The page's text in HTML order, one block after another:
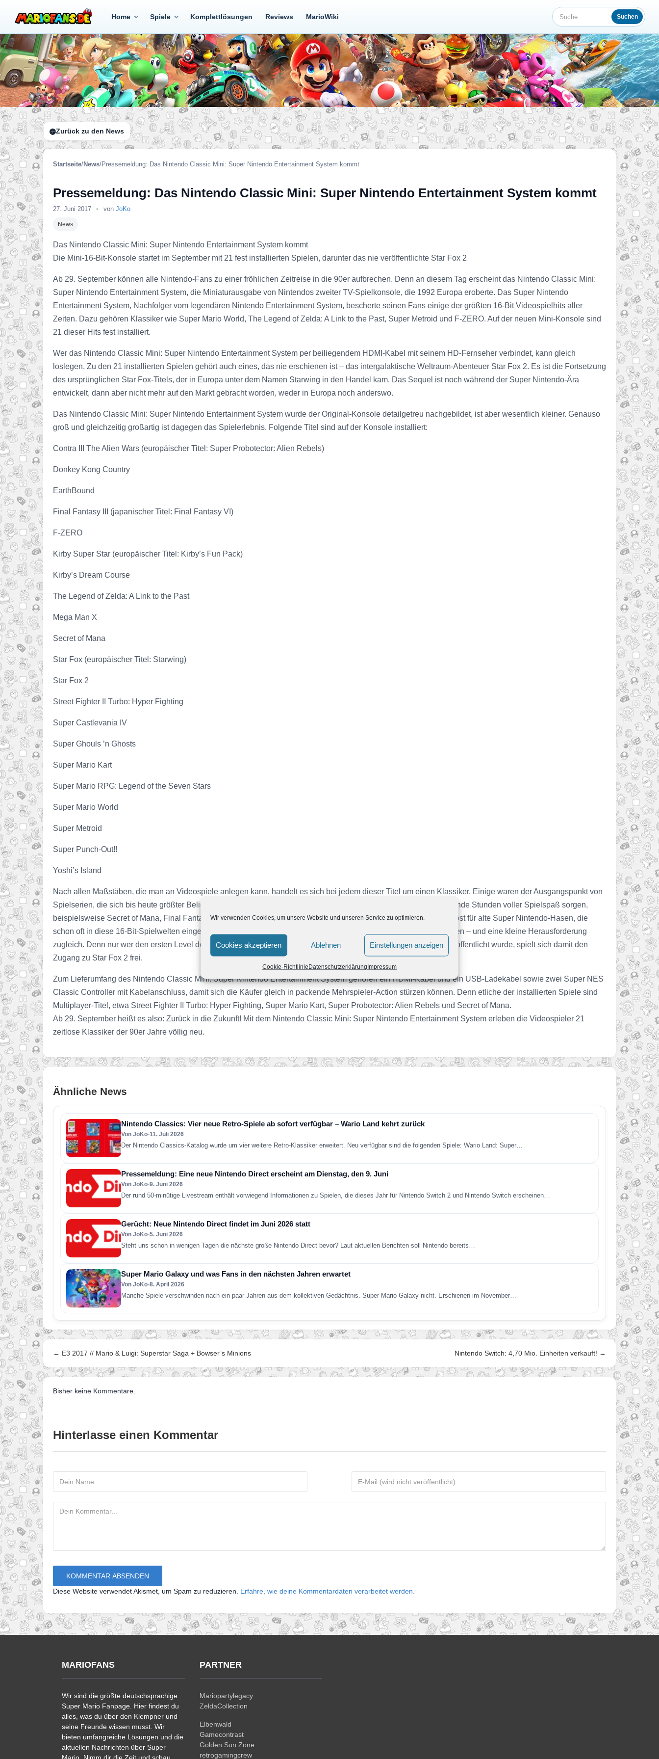
Wir verwenden Cookies, um unsere Website und unseren Service zu optimieren.
Cookies akzeptieren Ablehnen Einstellungen anzeigen
Cookie-RichtlinieDatenschutzerklärungImpressum
Home Spiele Komplettlösungen Reviews MarioWiki Suche Suchen
Zurück zu den News
Startseite/News/Pressemeldung: Das Nintendo Classic Mini: Super Nintendo Entertainment System kommt
Pressemeldung: Das Nintendo Classic Mini: Super Nintendo Entertainment System kommt
27. Juni 2017 • von JoKo
News
Das Nintendo Classic Mini: Super Nintendo Entertainment System kommt
Die Mini-16-Bit-Konsole startet im September mit 21 fest installierten Spielen, darunter das nie veröffentlichte Star Fox 2
Ab 29. September können alle Nintendo-Fans zu einer fröhlichen Zeitreise in die 90er aufbrechen. Denn an diesem Tag erscheint das Nintendo Classic Mini:
Super Nintendo Entertainment System, die Miniaturausgabe von Nintendos zweiter TV-Spielkonsole, die 1992 Europa eroberte. Das Super Nintendo
Entertainment System, Nachfolger vom legendären Nintendo Entertainment System, bescherte seinen Fans einige der größten 16-Bit Videospielhits aller
Zeiten. Dazu gehören Klassiker wie Super Mario World, The Legend of Zelda: A Link to the Past, Super Metroid und F-ZERO. Auf der neuen Mini-Konsole sind
21 dieser Hits fest installiert.
Wer das Nintendo Classic Mini: Super Nintendo Entertainment System per beiliegendem HDMI-Kabel mit seinem HD-Fernseher verbindet, kann gleich
loslegen. Zu den 21 installierten Spielen gehört auch eines, das nie erschienen ist – das intergalaktische Weltraum-Abenteuer Star Fox 2. Es ist die Fortsetzung
des ursprünglichen Star Fox-Titels, der in Europa unter dem Namen Starwing in den Handel kam. Das Sequel ist noch während der Super Nintendo-Ära
entwickelt, dann aber nicht mehr auf den Markt gebracht worden, weder in Europa noch anderswo.
Das Nintendo Classic Mini: Super Nintendo Entertainment System wurde der Original-Konsole detailgetreu nachgebildet, ist aber wesentlich kleiner. Genauso
groß und gleichzeitig großartig ist dagegen das Spielerlebnis. Folgende Titel sind auf der Konsole installiert:
Contra III The Alien Wars (europäischer Titel: Super Probotector: Alien Rebels)
Donkey Kong Country
EarthBound
Final Fantasy III (japanischer Titel: Final Fantasy VI)
F-ZERO
Kirby Super Star (europäischer Titel: Kirby’s Fun Pack)
Kirby’s Dream Course
The Legend of Zelda: A Link to the Past
Mega Man X
Secret of Mana
Star Fox (europäischer Titel: Starwing)
Star Fox 2
Street Fighter II Turbo: Hyper Fighting
Super Castlevania IV
Super Ghouls ’n Ghosts
Super Mario Kart
Super Mario RPG: Legend of the Seven Stars
Super Mario World
Super Metroid
Super Punch-Out!!
Yoshi’s Island
Nach allen Maßstäben, die man an Videospiele anlegen kann, handelt es sich bei jedem dieser Titel um einen Klassiker. Einige waren der Ausgangspunkt von
Spielserien, die sich bis heute größter Beliebtheit erfreuen. Auch umfangreiche Rollenspiele sind dabei, die für dutzende Stunden voller Spielspaß sorgen,
beispielsweise Secret of Mana, Final Fantasy III, EarthBound und Super Mario RPG: Legend of the Seven Stars. Selbst für alte Super Nintendo-Hasen, die
schon oft in diese 16-Bit-Spielwelten eingetaucht sind, hat die Mini-Konsole mit Star Fox 2 noch eine Neuheit zu bieten – und eine kleine Herausforderung
zugleich. Denn nur wer den ersten Level des Original-Star Fox schafft, das in Europa unter dem Namen Starwing veröffentlicht wurde, spielt sich damit den
Zugang zu Star Fox 2 frei.
Zum Lieferumfang des Nintendo Classic Mini: Super Nintendo Entertainment System gehören ein HDMI-Kabel und ein USB-Ladekabel sowie zwei Super NES
Classic Controller mit Kabelanschluss, damit sich die Käufer gleich in packende Mehrspieler-Action stürzen können. Denn etliche der installierten Spiele sind
Multiplayer-Titel, etwa Street Fighter II Turbo: Hyper Fighting, Super Mario Kart, Super Probotector: Alien Rebels und Secret of Mana.
Ab 29. September heißt es also: Zurück in die Zukunft! Mit dem Nintendo Classic Mini: Super Nintendo Entertainment System erleben die Videospieler 21
zeitlose Klassiker der 90er Jahre völlig neu.
Ähnliche News
Nintendo Classics: Vier neue Retro-Spiele ab sofort verfügbar – Wario Land kehrt zurück
Von JoKo•11. Juli 2026
Der Nintendo Classics-Katalog wurde um vier weitere Retro-Klassiker erweitert. Neu verfügbar sind die folgenden Spiele: Wario Land: Super…
Pressemeldung: Eine neue Nintendo Direct erscheint am Dienstag, den 9. Juni
Von JoKo•9. Juni 2026
Der rund 50-minütige Livestream enthält vorwiegend Informationen zu Spielen, die dieses Jahr für Nintendo Switch 2 und Nintendo Switch erscheinen…
Gerücht: Neue Nintendo Direct findet im Juni 2026 statt
Von JoKo•5. Juni 2026
Steht uns schon in wenigen Tagen die nächste große Nintendo Direct bevor? Laut aktuellen Berichten soll Nintendo bereits…
Super Mario Galaxy und was Fans in den nächsten Jahren erwartet
Von JoKo•8. April 2026
Manche Spiele verschwinden nach ein paar Jahren aus dem kollektiven Gedächtnis. Super Mario Galaxy nicht. Erschienen im November…
← E3 2017 // Mario & Luigi: Superstar Saga + Bowser’s Minions Nintendo Switch: 4,70 Mio. Einheiten verkauft! →
Bisher keine Kommentare.
Hinterlasse einen Kommentar
Diese Website verwendet Akismet, um Spam zu reduzieren. Erfahre, wie deine Kommentardaten verarbeitet werden.
MARIOFANS
Wir sind die größte deutschsprachige
Super Mario Fanpage. Hier findest du
alles, was du über den Klempner und
seine Freunde wissen musst. Wir
bieten umfangreiche Lösungen und die
aktuellen Nachrichten über Super
PARTNER
Mariopartylegacy
ZeldaCollection
Elbenwald
Gamecontrast
Golden Sun Zone
retrogamingcrew